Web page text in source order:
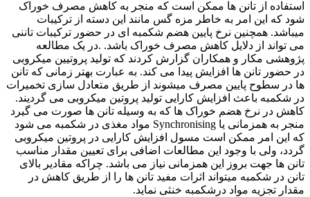
استفاده از تانن ها ممکن است که منجر به کاهش مصرف خوراک
شود که این امر به خاطر مزه گس مانند این دسته از ترکیبات
میباشد. همچنین نرخ پایین هضم شکمبه ای در حضور ترکیبات تاننی
می تواند از دلایل کاهش مصرف خوراک باشد. .در یک مطالعه
پژوهشی مکار و همکاران گزارش کردند که تولید پروتیین میکروبی
در حضور تانن ها افزایش پیدا می کند. به عبارت بهتر زمانی که تانن
ها در سطوح پایین مصرف میشوند از طریق متعادل سازی تخمیرات
در شکمبه باعث افزایش کارایی تولید پروتین میکروبی می گردیند.
کاهش در نرخ هضم خوراک ها که به وسیله تانن ها صورت می گیرد
منجر به همزمانی یا Synchronising مواد مغذی در شکمبه می شود
که این امر ممکن است مسول افزایش کارایی در پروتین میکروبی
گردد، ولی با وجود این مطالعات اضافی برای تعیین مقدار مناسب
تانن ها جهت بروز این همزمانی نیاز می باشد. چراکه مقادیر بالای
تانن در شکمبه میتواند اثرات مفید تانن ها را از طریق کاهش در
مقدار تجزیه مواد درشکمبه خنثی نماید.